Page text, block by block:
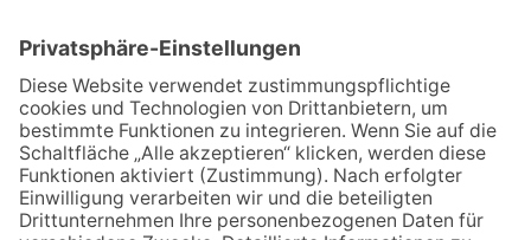
IMPRESSUM
VERBRAUCHERSTREITBEILEGUNGSGESETZ
HINWEISGEBERSCHUTZGESETZ LINKS/PARTNER
KONTAKT VORLESE-FUNKTION: READSPEAKER
GOOD NEWS | ELTERNBRIEFE